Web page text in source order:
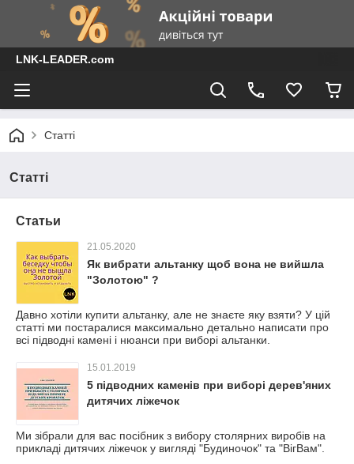
LNK-LEADER.com
Статті
Статті
Статьи
21.05.2020
Як вибрати альтанку щоб вона не вийшла
"Золотою" ?
Давно хотіли купити альтанку, але не знаєте яку взяти? У цій
статті ми постаралися максимально детально написати про
всі підводні камені і нюанси при виборі альтанки.
15.01.2019
5 підводних каменів при виборі дерев'яних
дитячих ліжечок
Ми зібрали для вас посібник з вибору столярних виробів на
прикладі дитячих ліжечок у вигляді "Будиночок" та "ВігВам".